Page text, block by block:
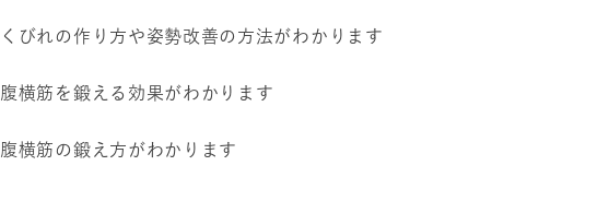
くびれの作り方や姿勢改善の方法がわかります
腹横筋を鍛える効果がわかります
腹横筋の鍛え方がわかります